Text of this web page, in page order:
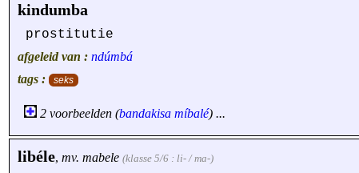
kindumba
prostitutie
afgeleid van : ndúmbá
tags :
seks
2 voorbeelden (bandakisa míbalé) ...
libéle, mv. mabele (klasse 5/6 : li- / ma-)